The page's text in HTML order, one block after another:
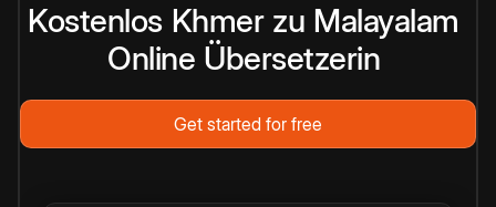
Kostenlos Khmer zu Malayalam
Online Übersetzerin
Get started for free